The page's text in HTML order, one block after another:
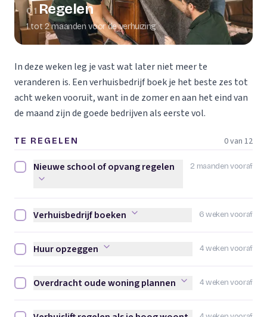
01 Regelen
1 tot 2 maanden voor de verhuizing
In deze weken leg je vast wat later niet meer te
veranderen is. Een verhuisbedrijf boek je het beste zes tot
acht weken vooruit, want in de zomer en aan het eind van
de maand zijn de goede bedrijven als eerste vol.
TE REGELEN 0 van 12
2 maanden vooraf
Nieuwe school of opvang regelen afvinken
Nieuwe school of opvang regelen
6 weken vooraf
Verhuisbedrijf boeken afvinken
Verhuisbedrijf boeken
4 weken vooraf
Huur opzeggen afvinken
Huur opzeggen
4 weken vooraf
Overdracht oude woning plannen afvinken
Overdracht oude woning plannen